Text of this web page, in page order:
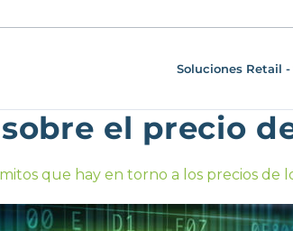
Soluciones Retail
el precio
que hay en torno a los precios de